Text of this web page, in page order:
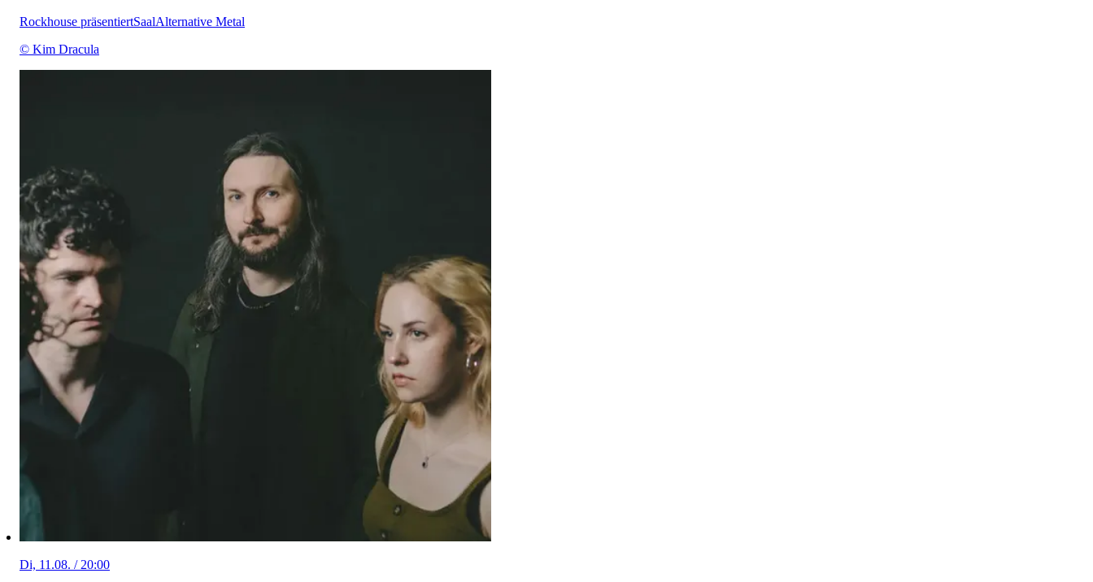
Rockhouse präsentiertSaalAlternative Metal
© Kim Dracula
Di, 11.08. / 20:00